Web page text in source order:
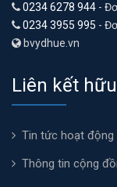
0234 6278 944 -
0234 3955 995 -
bvydhue.vn
Liên kết
Tin tức hoạt động
Thông tin cộng